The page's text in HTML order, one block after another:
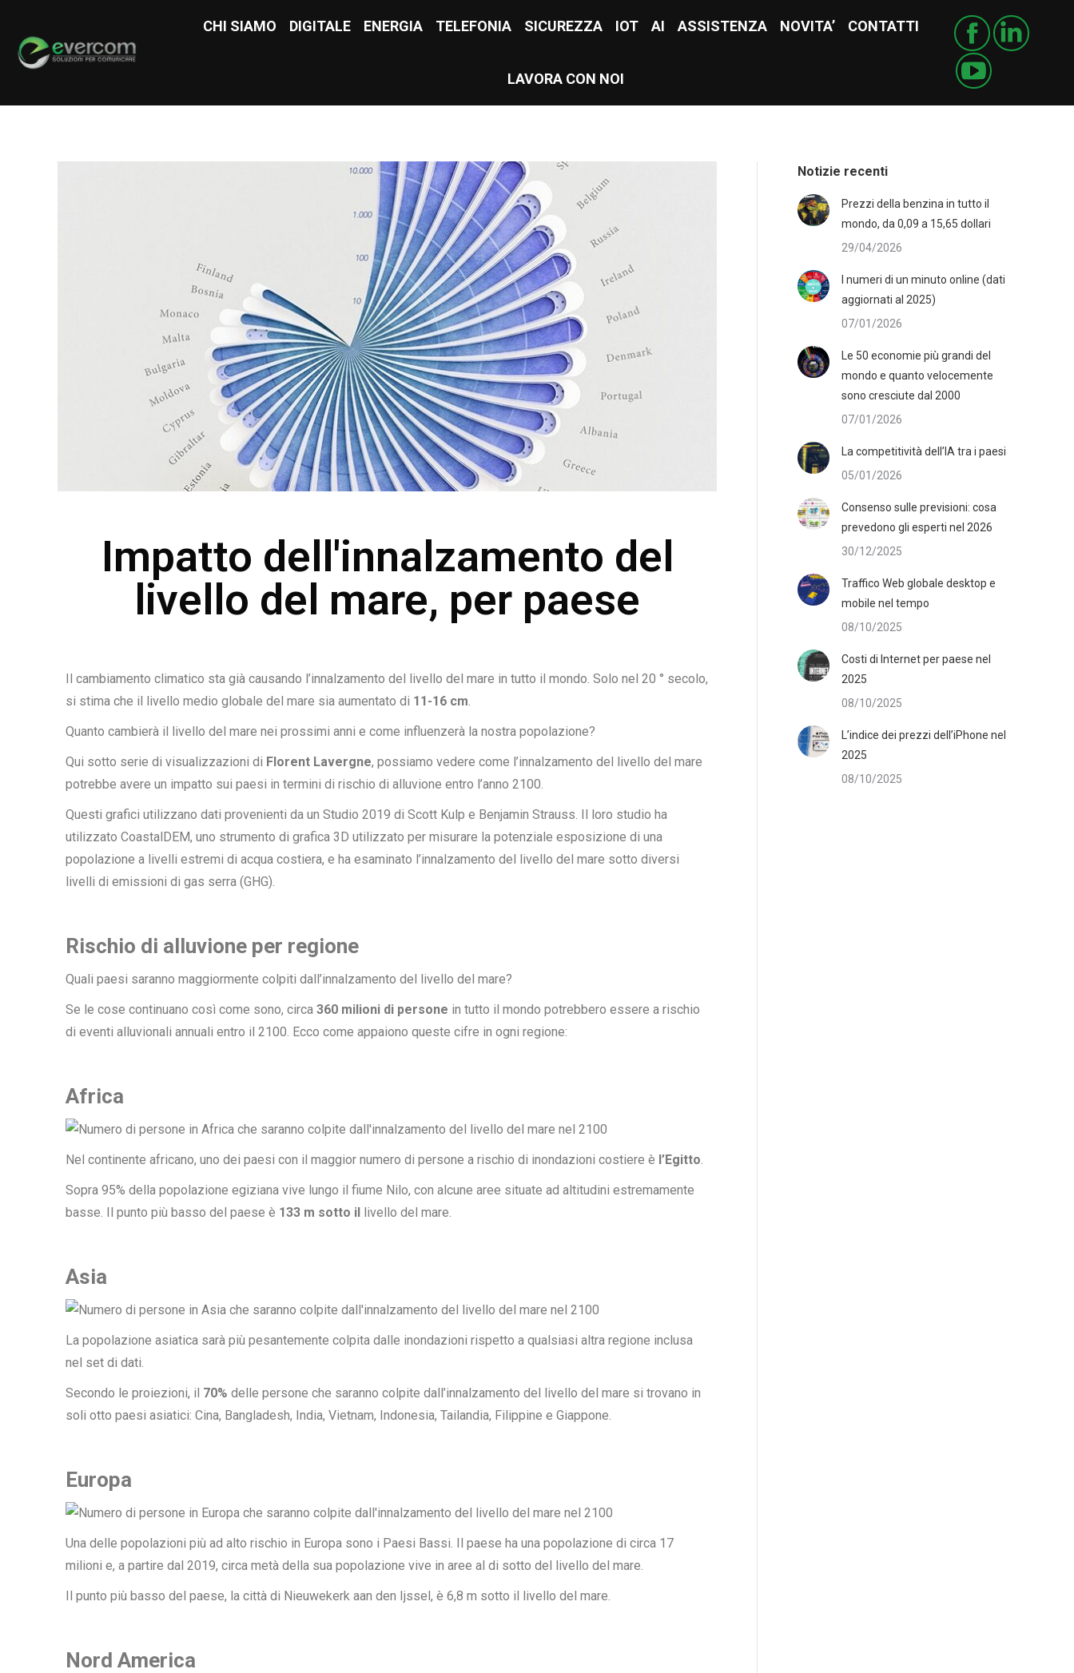
CHI SIAMO DIGITALE ENERGIA TELEFONIA SICUREZZA IOT AI ASSISTENZA NOVITA’ CONTATTI
LAVORA CON NOI
Impatto dell'innalzamento del
livello del mare, per paese
Il cambiamento climatico sta già causando l’innalzamento del livello del mare in tutto il mondo. Solo nel 20 ° secolo,
si stima che il livello medio globale del mare sia aumentato di 11-16 cm
Quanto cambierà il livello del mare nei prossimi anni e come influenzerà la nostra popolazione?
Qui sotto serie di visualizzazioni di Florent Lavergne, possiamo vedere come l’innalzamento del livello del mare
potrebbe avere un impatto sui paesi in termini di rischio di alluvione entro l’anno 2100.
Questi grafici utilizzano dati provenienti da un Studio 2019 di Scott Kulp e Benjamin Strauss. Il loro studio ha
utilizzato CoastalDEM, uno strumento di grafica 3D utilizzato per misurare la potenziale esposizione di una
popolazione a livelli estremi di acqua costiera, e ha esaminato l’innalzamento del livello del mare sotto diversi
livelli di emissioni di gas serra (GHG).
Rischio di alluvione per regione
Quali paesi saranno maggiormente colpiti dall’innalzamento del livello del mare?
Se le cose continuano così come sono, circa 360 milioni di persone in tutto il mondo potrebbero essere a rischio
di eventi alluvionali annuali entro il 2100. Ecco come appaiono queste cifre in ogni regione:
Africa
Nel continente africano, uno dei paesi con il maggior numero di persone a rischio di inondazioni costiere è l’Egitto
Sopra 95% della popolazione egiziana vive lungo il fiume Nilo, con alcune aree situate ad altitudini estremamente
basse. Il punto più basso del paese è 133 m sotto il livello del mare.
Asia
La popolazione asiatica sarà più pesantemente colpita dalle inondazioni rispetto a qualsiasi altra regione inclusa
nel set di dati.
Secondo le proiezioni, il 70% delle persone che saranno colpite dall’innalzamento del livello del mare si trovano in
soli otto paesi asiatici: Cina, Bangladesh, India, Vietnam, Indonesia, Tailandia, Filippine e Giappone.
Europa
Una delle popolazioni più ad alto rischio in Europa sono i Paesi Bassi. Il paese ha una popolazione di circa 17
milioni e, a partire dal 2019, circa metà della sua popolazione vive in aree al di sotto del livello del mare.
Il punto più basso del paese, la città di Nieuwekerk aan den Ijssel, è 6,8 m sotto il livello del mare.
Nord America
Notizie recenti
Prezzi della benzina in tutto il
mondo, da 0,09 a 15,65 dollari
29/04/2026
I numeri di un minuto online (dati
aggiornati al 2025)
07/01/2026
Le 50 economie più grandi del
mondo e quanto velocemente
sono cresciute dal 2000
07/01/2026
La competitività dell’IA tra i paesi
05/01/2026
Consenso sulle previsioni: cosa
prevedono gli esperti nel 2026
30/12/2025
Traffico Web globale desktop e
mobile nel tempo
08/10/2025
Costi di Internet per paese nel
2025
08/10/2025
L’indice dei prezzi dell’iPhone nel
2025
08/10/2025
CHI SIAMO DIGITALE ENERGIA TELEFONIA SICUREZZA IOT AI ASSISTENZA NOVITA’ CONTATTI
LAVORA CON NOI